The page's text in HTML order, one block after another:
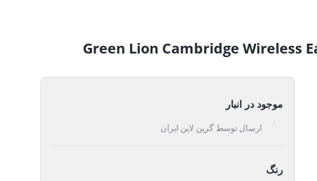
موجود در انبار
ارسال توسط گرین لاین ایران
رنگ